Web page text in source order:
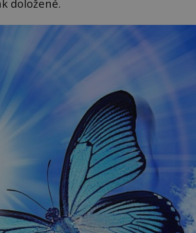
doložené.